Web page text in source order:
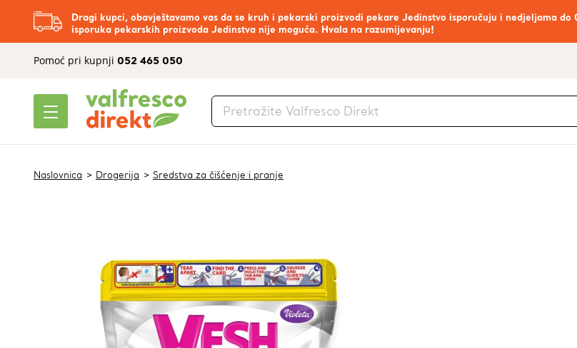
Dragi kupci, obavještavamo vas da se kruh i pekarski proizvodi pekare Jedinstvo isporučuju i nedjeljama
isporuka pekarskih proizvoda Jedinstva nije moguća. Hvala na razumijevanju!
Pomoć pri kupnji 052 465 050
Naslovnica Drogerija Sredstva za čišćenje i pranje